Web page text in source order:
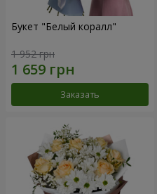
Букет "Белый коралл"
1 952 грн
Заказать